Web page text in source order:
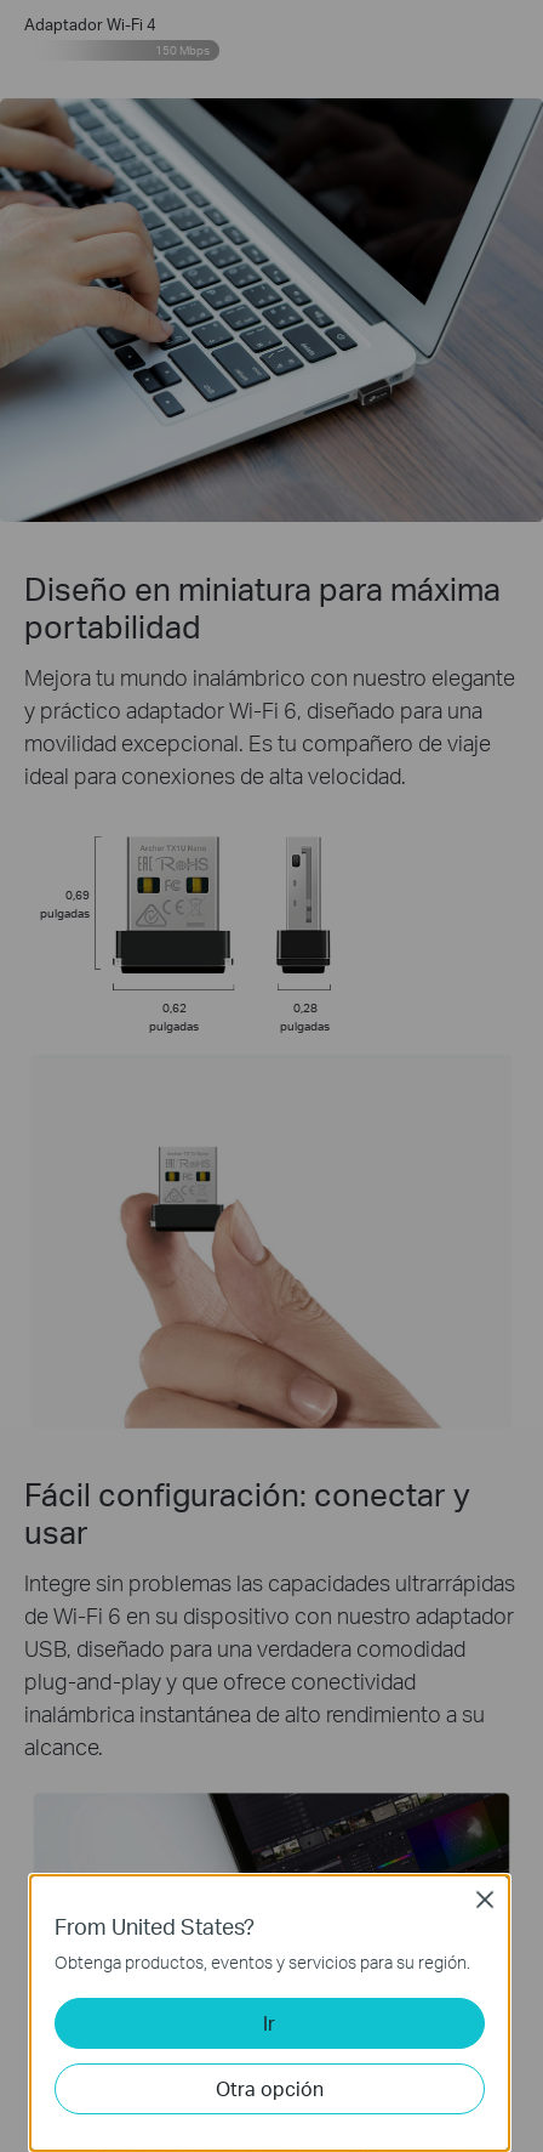
Adaptador Wi-Fi 4
150 Mbps
Diseño en miniatura para máxima
portabilidad
Mejora tu mundo inalámbrico con nuestro elegante
y práctico adaptador Wi-Fi 6, diseñado para una
movilidad excepcional. Es tu compañero de viaje
ideal para conexiones de alta velocidad.
0,69
pulgadas
0,62
pulgadas
0,28
pulgadas
Fácil configuración: conectar y
usar
Integre sin problemas las capacidades ultrarrápidas
de Wi-Fi 6 en su dispositivo con nuestro adaptador
USB, diseñado para una verdadera comodidad
plug-and-play y que ofrece conectividad
inalámbrica instantánea de alto rendimiento a su
alcance.
From United States?
Obtenga productos, eventos y servicios para su región.
Ir
Otra opción
Close